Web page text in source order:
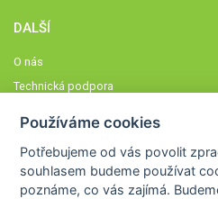
DALŠÍ
O nás
Technická podpora
Členové STOBklubu
Zásady nakládání s osobními údaji
Používáme cookies
Potřebujeme od vás povolit
souhlasem budeme používat
poznáme,co vás zajímá.